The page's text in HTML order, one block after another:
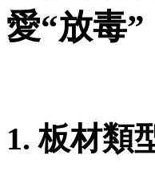
愛“放毒”
1. 板材類